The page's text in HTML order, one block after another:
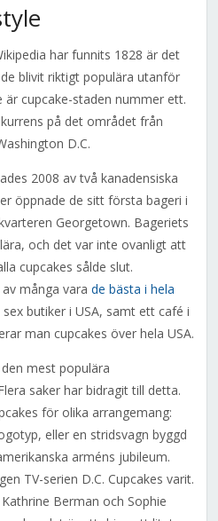
har funnits 1828 är det
blivit riktigt populära utanför
cupcake-staden nummer ett.
på det området från
D.C.
2008 av två kanadensiska
öppnade de sitt första bageri i
Georgetown. Bageriets
och det var inte ovanligt att
cupcakes sålde slut.
många vara de bästa i hela
butiker i USA, samt ett café i
man cupcakes över hela USA.
mest populära
saker har bidragit till detta.
för olika arrangemang:
eller en stridsvagn byggd
arméns jubileum.
TV-serien D.C. Cupcakes varit.
Berman och Sophie